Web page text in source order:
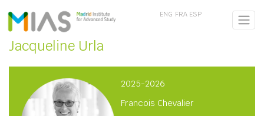
ENG FRA ESP
Jacqueline Urla
2025-2026
Francois Chevalier